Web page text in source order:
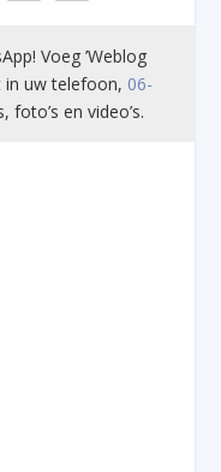
Voeg ’Weblog
uw telefoon, 06-
foto’s en video’s.